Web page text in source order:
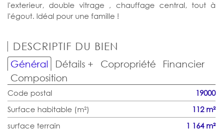
l'exterieur, double vitrage , chauffage central, tout à
l'égout. Idéal pour une famille !
DESCRIPTIF DU BIEN
Général Détails + Copropriété
Financier
Composition
Code postal
19000
Surface habitable (m²)
112 m²
surface terrain
1 164 m²